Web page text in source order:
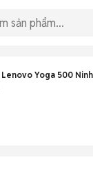
Lenovo Yoga 500